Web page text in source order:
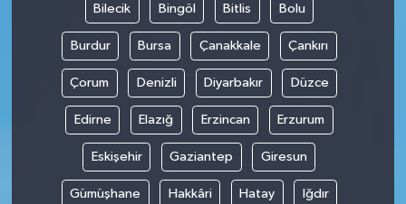
Bilecik Bingöl Bitlis Bolu
Burdur Bursa Çanakkale Çankırı
Çorum Denizli Diyarbakır Düzce
Edirne Elazığ Erzincan Erzurum
Eskişehir Gaziantep Giresun
Gümüşhane Hakkâri Hatay Iğdır